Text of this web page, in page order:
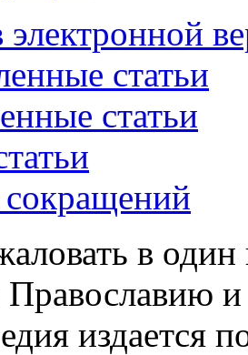
статьи
статьи
в
Православию
издается